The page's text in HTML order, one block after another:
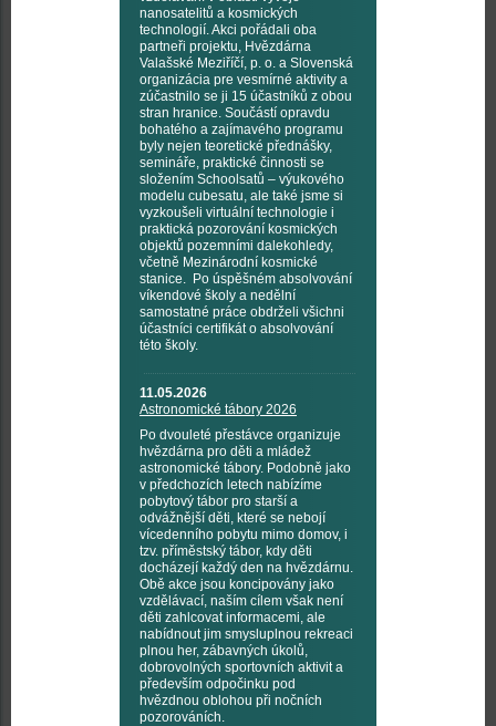
nanosatelitů a kosmických
technologií. Akci pořádali oba
partneři projektu, Hvězdárna
Valašské Meziříčí, p. o. a Slovenská
organizácia pre vesmírné aktivity a
zúčastnilo se ji 15 účastníků z obou
stran hranice. Součástí opravdu
bohatého a zajímavého programu
byly nejen teoretické přednášky,
semináře, praktické činnosti se
složením Schoolsatů – výukového
modelu cubesatu, ale také jsme si
vyzkoušeli virtuální technologie i
praktická pozorování kosmických
objektů pozemními dalekohledy,
včetně Mezinárodní kosmické
stanice. Po úspěšném absolvování
víkendové školy a nedělní
samostatné práce obdrželi všichni
účastníci certifikát o absolvování
této školy.
11.05.2026
Astronomické tábory 2026
Po dvouleté přestávce organizuje
hvězdárna pro děti a mládež
astronomické tábory. Podobně jako
v předchozích letech nabízíme
pobytový tábor pro starší a
odvážnější děti, které se nebojí
vícedenního pobytu mimo domov, i
tzv. příměstský tábor, kdy děti
docházejí každý den na hvězdárnu.
Obě akce jsou koncipovány jako
vzdělávací, naším cílem však není
děti zahlcovat informacemi, ale
nabídnout jim smysluplnou rekreaci
plnou her, zábavných úkolů,
dobrovolných sportovních aktivit a
především odpočinku pod
hvězdnou oblohou při nočních
pozorováních.